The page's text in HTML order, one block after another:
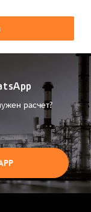
расчет?